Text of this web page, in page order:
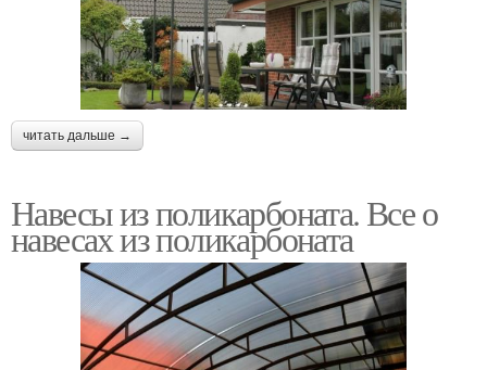
читать дальше →
Навесы из поликарбоната. Все о
навесах из поликарбоната